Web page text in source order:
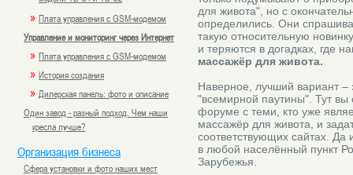
» Плата управления с GSM-модемом
Управление и мониторинг через Интернет
» Плата управления с GSM-модемом
» История создания
» Дилерская панель: фото и описание
Один завод - разный подход. Чем наши
кресла лучше?
Организация бизнеса
Сфера установки и фото наших мест
для живота", но с
определились. Они
такую относительную
и теряются в догадках, где
массажёр для живота.
Наверное, лучший вариант –
"всемирной паутины". Тут
форуме с теми, кто уже
массажёр для живота, и
соответствующих сайтах. Да
в любой населённый пункт
Зарубежья.